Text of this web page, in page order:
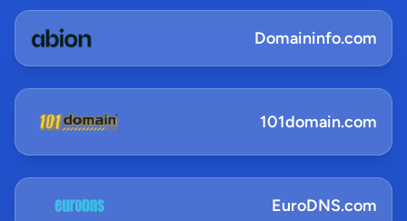
Domaininfo.com
101domain.com
EuroDNS.com